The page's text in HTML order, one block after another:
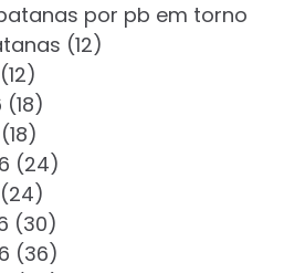
por pb em torno
(12)
(18)
(24)
(30)
(36)